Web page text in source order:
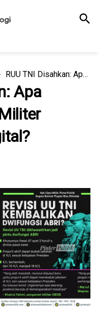
search
RUU TNI Disahkan: Apa Dampaknya Jika Militer Masuk Ruang Digital?
Apa